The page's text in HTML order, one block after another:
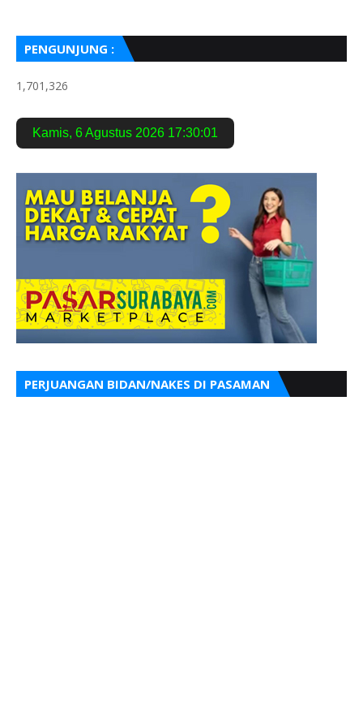
PENGUNJUNG :
1,701,326
Kamis, 6 Agustus 2026 17:30:03
PERJUANGAN BIDAN/NAKES DI PASAMAN